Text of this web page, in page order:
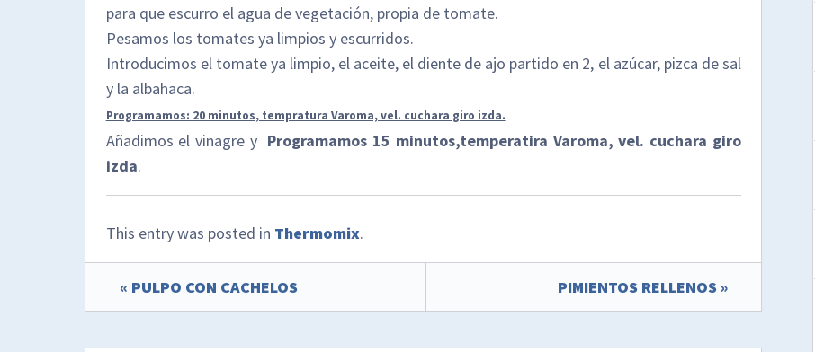
para que escurro el agua de vegetación, propia de tomate.
Pesamos los tomates ya limpios y escurridos.
Introducimos el tomate ya limpio, el aceite, el diente de ajo partido en 2, el azúcar, pizca de sal
y la albahaca.
Programamos: 20 minutos, tempratura Varoma, vel. cuchara giro izda.
Añadimos el vinagre y Programamos 15 minutos,temperatira Varoma, vel. cuchara giro
izda.
This entry was posted in Thermomix.
« PULPO CON CACHELOS PIMIENTOS RELLENOS »